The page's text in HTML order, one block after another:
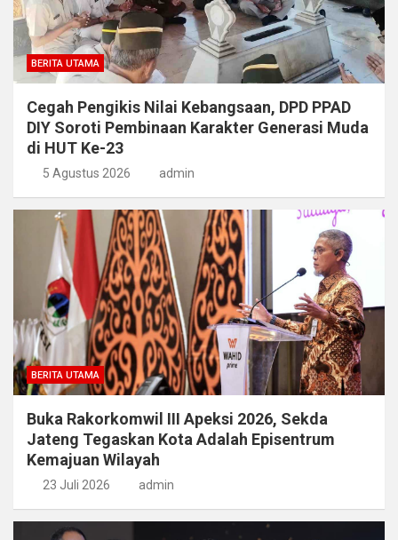
BERITA UTAMA
Cegah Pengikis Nilai Kebangsaan, DPD PPAD
DIY Soroti Pembinaan Karakter Generasi Muda
di HUT Ke-23
5 Agustus 2026 admin
BERITA UTAMA
Buka Rakorkomwil III Apeksi 2026, Sekda
Jateng Tegaskan Kota Adalah Episentrum
Kemajuan Wilayah
23 Juli 2026 admin